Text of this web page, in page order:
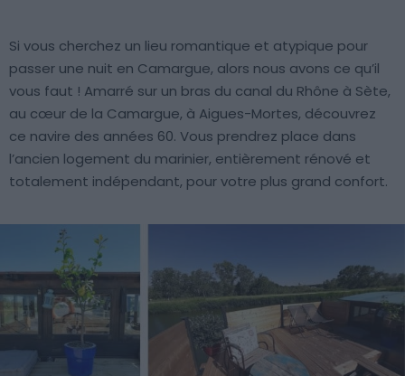
Si vous cherchez un lieu romantique et atypique pour
passer une nuit en Camargue, alors nous avons ce qu’il
vous faut ! Amarré sur un bras du canal du Rhône à Sète,
au cœur de la Camargue, à Aigues-Mortes, découvrez
ce navire des années 60. Vous prendrez place dans
l’ancien logement du marinier, entièrement rénové et
totalement indépendant, pour votre plus grand confort.